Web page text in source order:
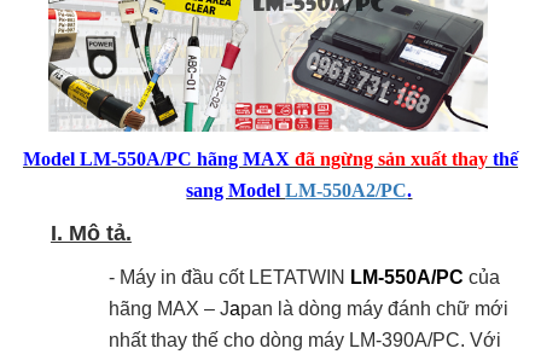
Model LM-550A/PC hãng MAX đã ngừng sản xuất thay thế
sang ModelLM-550A2/PC.
I. Mô tả.
- Máy in đầu cốt LETATWIN LM-550A/PC của
hãng MAX – Japan là dòng máy đánh chữ mới
nhất thay thế cho dòng máy LM-390A/PC. Với